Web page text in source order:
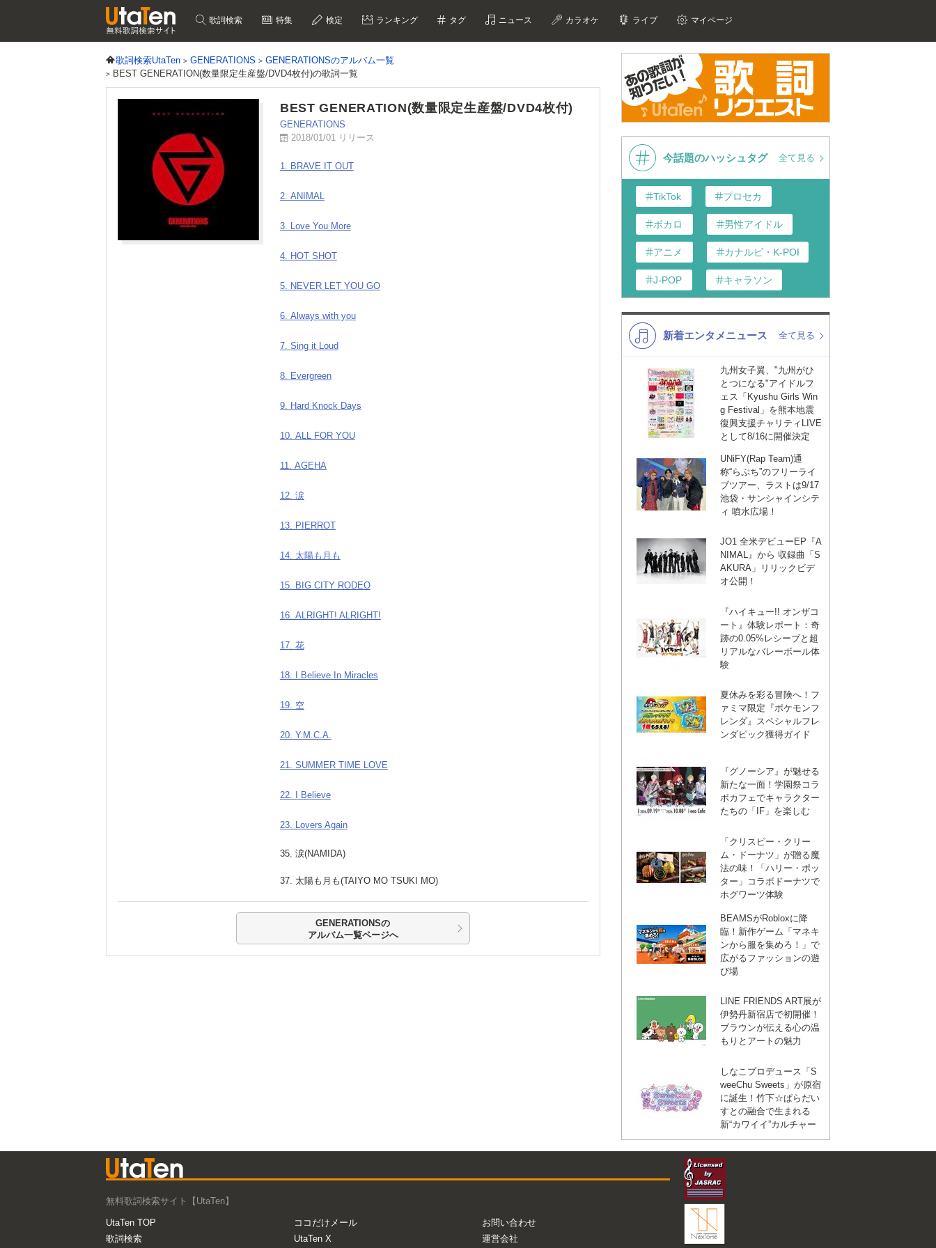
歌詞検索 特集 検定 ランキング タグ ニュース カラオケ ライブ マイページ
歌詞検索UtaTen GENERATIONS
GENERATIONSのアルバム一覧
BEST GENERATION(数量限定生産盤/DVD4枚付)の歌詞一覧
BEST GENERATION(数量限定生産盤/DVD4枚付)
GENERATIONS
2018/01/01 リリース
1. BRAVE IT OUT
2. ANIMAL
3. Love You More
4. HOT SHOT
5. NEVER LET YOU GO
6. Always with you
7. Sing it Loud
8. Evergreen
9. Hard Knock Days
10. ALL FOR YOU
11. AGEHA
12. 涙
13. PIERROT
14. 太陽も月も
15. BIG CITY RODEO
16. ALRIGHT! ALRIGHT!
17. 花
18. I Believe In Miracles
19. 空
20. Y.M.C.A.
21. SUMMER TIME LOVE
22. I Believe
23. Lovers Again
35. 涙(NAMIDA)
37. 太陽も月も(TAIYO MO TSUKI MO)
GENERATIONSの
アルバム一覧ページへ
今話題のハッシュタグ 全て見る
TikTok プロセカ
ボカロ 男性アイドル
アニメ カナルビ・K-POP和訳
J-POP キャラソン
K-POP 演歌・歌謡
洋楽
VTuber ディズニー
新着エンタメニュース 全て見る
九州女子翼、"九州がひ
とつになる"アイドルフ
ェス「Kyushu Girls Win
g Festival」を熊本地震
復興支援チャリティLIVE
として8/16に開催決定
UNiFY(Rap Team)通
称“らぷち”のフリーライ
ブツアー、ラストは9/17
池袋・サンシャインシテ
ィ 噴水広場！
JO1 全米デビューEP『A
NIMAL』から 収録曲「S
AKURA」リリックビデ
オ公開！
『ハイキュー!! オンザコ
ート』体験レポート：奇
跡の0.05%レシーブと超
リアルなバレーボール体
験
夏休みを彩る冒険へ！フ
ァミマ限定『ポケモンフ
レンダ』スペシャルフレ
ンダピック獲得ガイド
『グノーシア』が魅せる
新たな一面！学園祭コラ
ボカフェでキャラクター
たちの「IF」を楽しむ
「クリスピー・クリー
ム・ドーナツ」が贈る魔
法の味！「ハリー・ポッ
ター」コラボドーナツで
ホグワーツ体験
BEAMSがRobloxに降
臨！新作ゲーム「マネキ
ンから服を集めろ！」で
広がるファッションの遊
び場
LINE FRIENDS ART展が
伊勢丹新宿店で初開催！
ブラウンが伝える心の温
もりとアートの魅力
しなこプロデュース「S
weeChu Sweets」が原宿
に誕生！竹下☆ぱらだい
すとの融合で生まれる
新“カワイイ”カルチャー
無料歌詞検索サイト【UtaTen】
UtaTen TOP
歌詞検索
ココだけメール
UtaTen X
お問い合わせ
運営会社